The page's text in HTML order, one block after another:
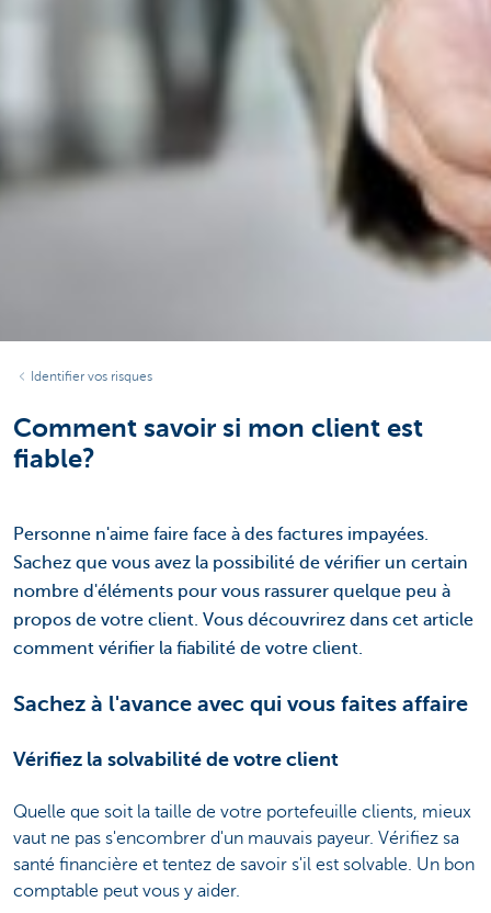
Identifier vos risques
Comment savoir si mon client est
fiable?
Personne n'aime faire face à des factures impayées.
Sachez que vous avez la possibilité de vérifier un certain
nombre d'éléments pour vous rassurer quelque peu à
propos de votre client. Vous découvrirez dans cet article
comment vérifier la fiabilité de votre client.
Sachez à l'avance avec qui vous faites affaire
Vérifiez la solvabilité de votre client
Quelle que soit la taille de votre portefeuille clients, mieux
vaut ne pas s'encombrer d'un mauvais payeur. Vérifiez sa
santé financière et tentez de savoir s'il est solvable. Un bon
comptable peut vous y aider.